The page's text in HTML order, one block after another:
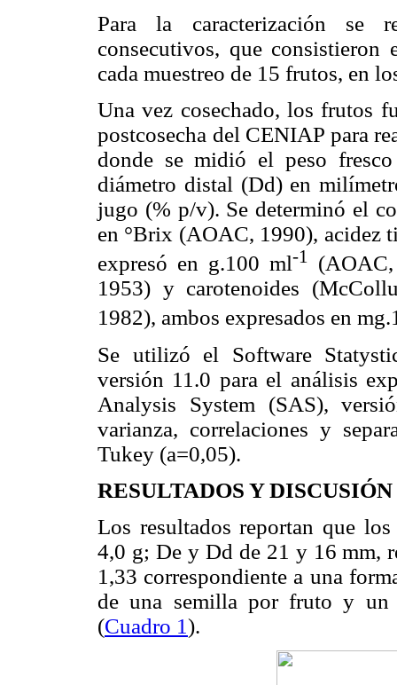
Para la caracterización se
consecutivos, que
cada muestreo de 15 frutos, en
Una vez cosechado, los frutos
postcosecha del CENIAP para
donde se midió el peso
diámetro distal (Dd) en
jugo (% p/v). Se determinó el
en °Brix (AOAC, 1990), acidez
expresó en g.100 ml-1
1953) y carotenoides
1982), ambos expresados en
Se utilizó el Software
versión 11.0 para el análisis
Analysis System (SAS),
varianza, correlaciones y
Tukey (a=0,05).
RESULTADOS Y DISCUSIÓN
Los resultados reportan que
4,0 g; De y Dd de 21 y 16 mm,
1,33 correspondiente a una
de una semilla por fruto y un
(Cuadro 1).